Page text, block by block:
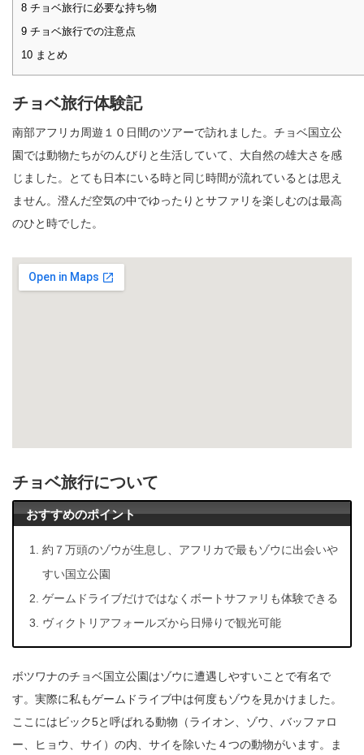
8 チョベ旅行に必要な持ち物
9 チョベ旅行での注意点
10 まとめ
チョベ旅行体験記
南部アフリカ周遊１０日間のツアーで訪れました。チョベ国立公
園では動物たちがのんびりと生活していて、大自然の雄大さを感
じました。とても日本にいる時と同じ時間が流れているとは思え
ません。澄んだ空気の中でゆったりとサファリを楽しむのは最高
のひと時でした。
チョベ旅行について
おすすめのポイント
約７万頭のゾウが生息し、アフリカで最もゾウに出会いや
すい国立公園
ゲームドライブだけではなくボートサファリも体験できる
ヴィクトリアフォールズから日帰りで観光可能
ボツワナのチョベ国立公園はゾウに遭遇しやすいことで有名で
す。実際に私もゲームドライブ中は何度もゾウを見かけました。
ここにはビック5と呼ばれる動物（ライオン、ゾウ、バッファロ
ー、ヒョウ、サイ）の内、サイを除いた４つの動物がいます。ま